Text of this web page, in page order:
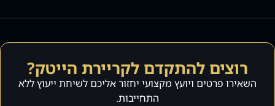
רוצים להתקדם לקריירת הייטק?
השאירו פרטים ויועץ מקצועי יחזור אליכם לשיחת ייעוץ ללא
התחייבות.